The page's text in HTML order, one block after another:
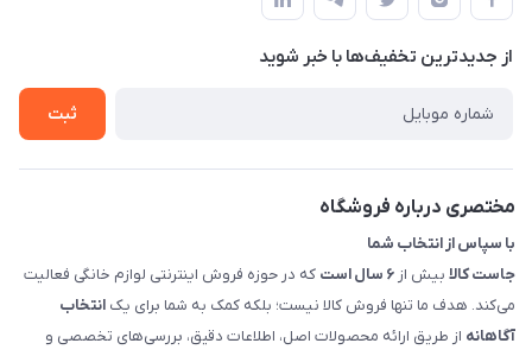
هماهنگی"
حساب کاربری
تماس با ما
پرسش های شما
شرایط و ضوابط گارانتی
روش های بازگرداندن کالا
از جدید‌ترین تخفیف‌ها با‌ خبر شوید
ثبت
مختصری درباره فروشگاه
با سپاس از انتخاب شما
جاست کالا بیش از ۶ سال است
که در حوزه فروش اینترنتی لوازم خانگی فعالیت
می‌کند. هدف ما تنها فروش کالا نیست؛ بلکه کمک به شما برای یک انتخاب
آگاهانه از طریق ارائه محصولات اصل، اطلاعات دقیق، بررسی‌های تخصصی و